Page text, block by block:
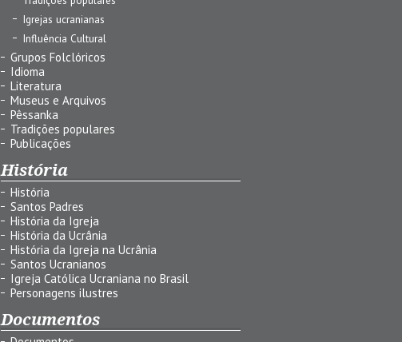
Igrejas ucranianas
Influência Cultural
Grupos Folclóricos
Idioma
Literatura
Museus e Arquivos
Pêssanka
Tradições populares
Publicações
História
História
Santos Padres
História da Igreja
História da Ucrânia
História da Igreja na Ucrânia
Santos Ucranianos
Igreja Católica Ucraniana no Brasil
Personagens ilustres
Documentos